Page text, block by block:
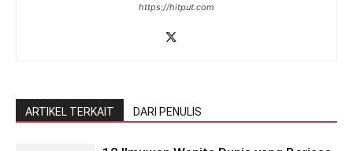
https://hitput.com
ARTIKEL TERKAIT DARI PENULIS